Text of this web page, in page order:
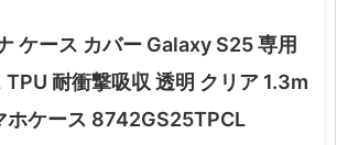
ケース カバー Galaxy S25 専用
TPU 耐衝撃吸収 透明 クリア 1.3m
ホケース 8742GS25TPCL